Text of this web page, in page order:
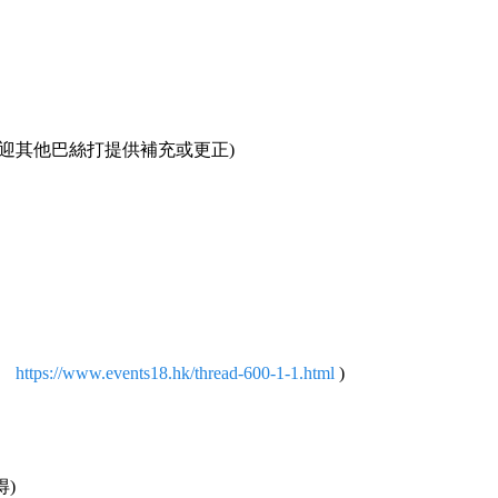
其他巴絲打提供補充或更正)
https://www.events18.hk/thread-600-1-1.html )
)